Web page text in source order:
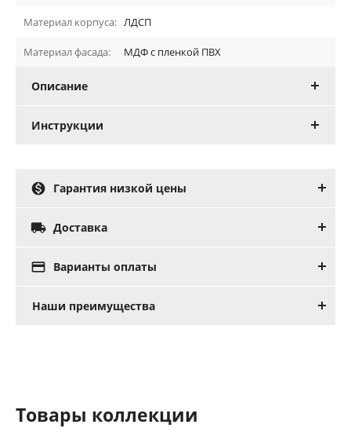
Материал корпуса: ЛДСП
Материал фасада: МДФ с пленкой ПВХ
Описание
Инструкции
 Гарантия низкой цены
 Доставка
 Варианты оплаты
Наши преимущества
Товары коллекции